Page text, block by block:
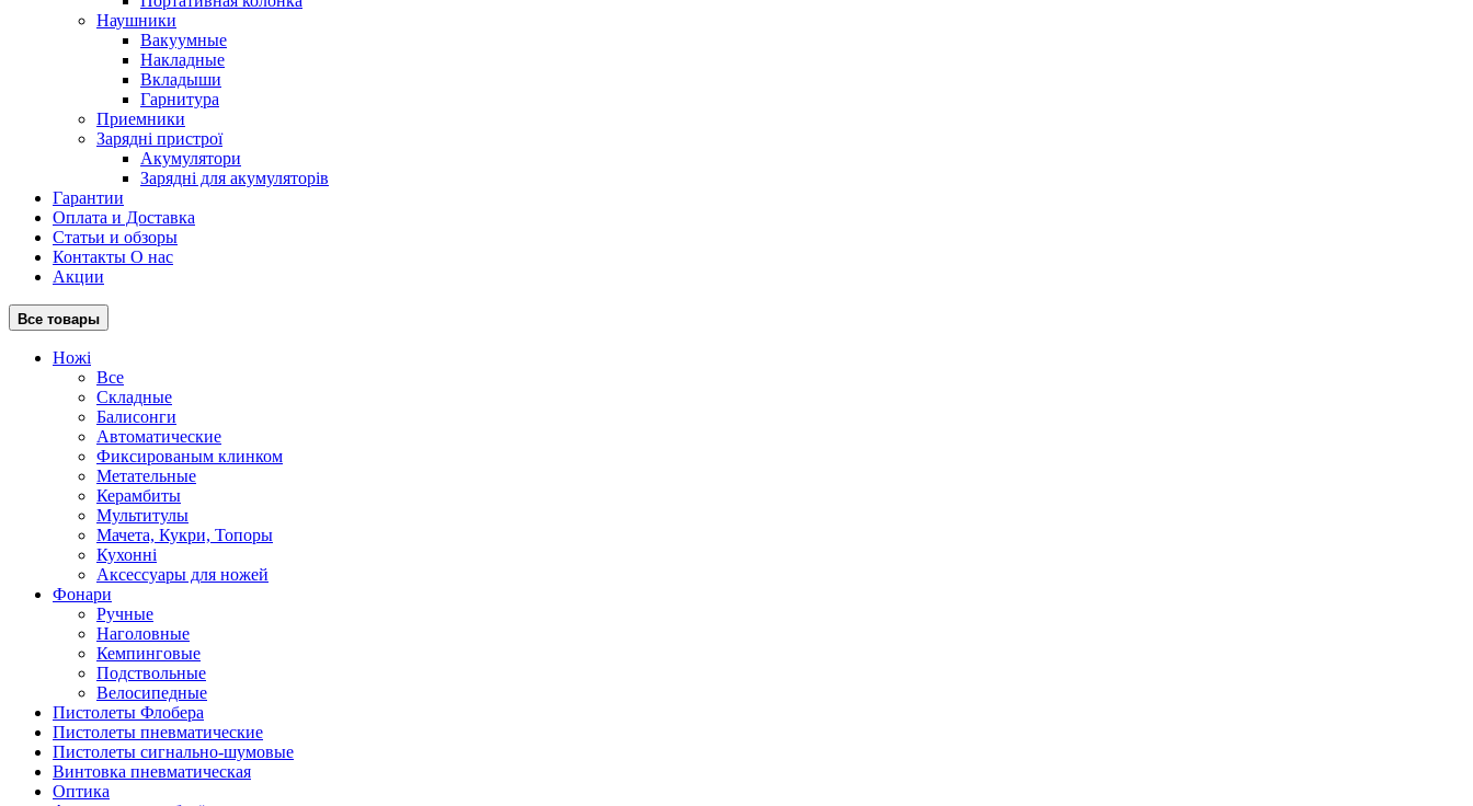
Наушники
Вакуумные
Накладные
Вкладыши
Гарнитура
Приемники
Зарядні пристрої
Акумулятори
Зарядні для акумуляторів
Гарантии
Оплата и Доставка
Статьи и обзоры
Контакты О нас
Акции
Все товары
Ножі
Все
Складные
Балисонги
Автоматические
Фиксированым клинком
Метательные
Керамбиты
Мультитулы
Мачета, Кукри, Топоры
Кухонні
Аксессуары для ножей
Фонари
Ручные
Наголовные
Кемпинговые
Подствольные
Велосипедные
Пистолеты Флобера
Пистолеты пневматические
Пистолеты сигнально-шумовые
Винтовка пневматическая
Оптика